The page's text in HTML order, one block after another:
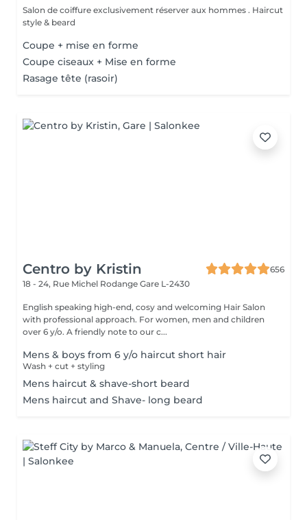
Salon de coiffure exclusivement réserver aux hommes . Haircut
style & beard
Coupe + mise en forme
Coupe ciseaux + Mise en forme
Rasage tête (rasoir)
Centro by Kristin
656
18 - 24, Rue Michel Rodange Gare L-2430
English speaking high-end, cosy and welcoming Hair Salon
with professional approach. For women, men and children
over 6 y/o. A friendly note to our c...
Mens & boys from 6 y/o haircut short hair
Wash + cut + styling
Mens haircut & shave-short beard
Mens haircut and Shave- long beard